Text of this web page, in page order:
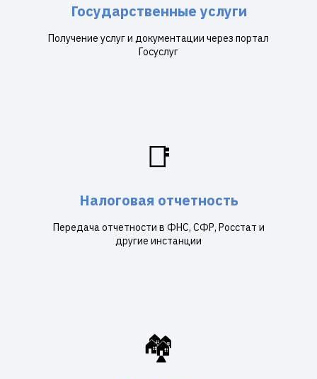
Государственные услуги
Получение услуг и документации через портал
Госуслуг
📑
Налоговая отчетность
Передача отчетности в ФНС, СФР, Росстат и
другие инстанции
🏘️